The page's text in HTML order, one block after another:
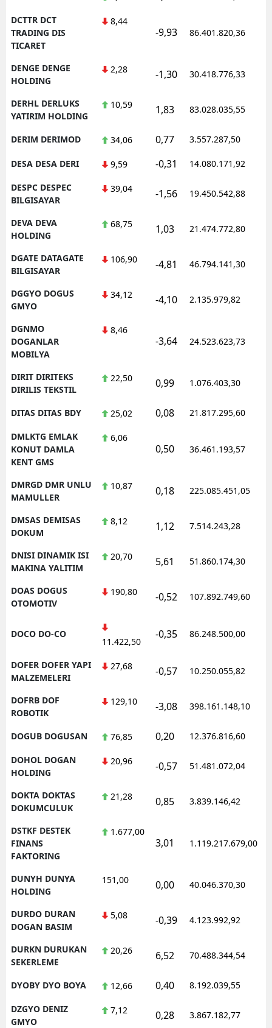
DCTTR DCT
TRADING DIS
TICARET
8,44
-9,93 86.401.820,36
DENGE DENGE
HOLDING
2,28 -1,30 30.418.776,33
DERHL DERLUKS
YATIRIM HOLDING
10,59 1,83 83.028.035,55
DERIM DERIMOD 34,06 0,77 3.557.287,50
DESA DESA DERI 9,59 -0,31 14.080.171,92
DESPC DESPEC
BILGISAYAR
39,04 -1,56 19.450.542,88
DEVA DEVA
HOLDING
68,75 1,03 21.474.772,80
DGATE DATAGATE
BILGISAYAR
106,90 -4,81 46.794.141,30
DGGYO DOGUS
GMYO
34,12 -4,10 2.135.979,82
DGNMO
DOGANLAR
MOBILYA
8,46
-3,64 24.523.623,73
DIRIT DIRITEKS
DIRILIS TEKSTIL
22,50 0,99 1.076.403,30
DITAS DITAS BDY 25,02 0,08 21.817.295,60
DMLKTG EMLAK
KONUT DAMLA
KENT GMS
6,06
0,50 36.461.193,57
DMRGD DMR UNLU
MAMULLER
10,87 0,18 225.085.451,05
DMSAS DEMISAS
DOKUM
8,12 1,12 7.514.243,28
DNISI DINAMIK ISI
MAKINA YALITIM
20,70 5,61 51.860.174,30
DOAS DOGUS
OTOMOTIV
190,80 -0,52 107.892.749,60
DOCO DO-CO
11.422,50
-0,35 86.248.500,00
DOFER DOFER YAPI
MALZEMELERI
27,68 -0,57 10.250.055,82
DOFRB DOF
ROBOTIK
129,10 -3,08 398.161.148,10
DOGUB DOGUSAN 76,85 0,20 12.376.816,60
DOHOL DOGAN
HOLDING
20,96 -0,57 51.481.072,04
DOKTA DOKTAS
DOKUMCULUK
21,28 0,85 3.839.146,42
DSTKF DESTEK
FINANS
FAKTORING
1.677,00
3,01 1.119.217.679,00
DUNYH DUNYA
HOLDING
151,00 0,00 40.046.370,30
DURDO DURAN
DOGAN BASIM
5,08 -0,39 4.123.992,92
DURKN DURUKAN
SEKERLEME
20,26 6,52 70.488.344,54
DYOBY DYO BOYA 12,66 0,40 8.192.039,55
DZGYO DENIZ
GMYO
7,12 0,28 3.867.182,77